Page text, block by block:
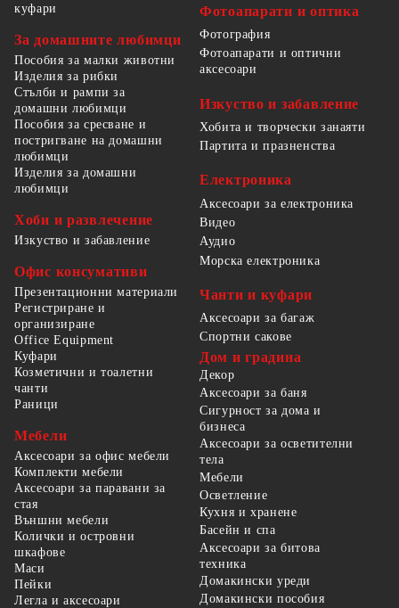
куфари
За домашните любимци
Пособия за малки животни
Изделия за рибки
Стълби и рампи за
домашни любимци
Пособия за сресване и
постригване на домашни
любимци
Изделия за домашни
любимци
Хоби и развлечение
Изкуство и забавление
Офис консумативи
Презентационни материали
Регистриране и
организиране
Office Equipment
Фотоапарати и оптика
Фотография
Фотоапарати и оптични
аксесоари
Изкуство и забавление
Хобита и творчески занаяти
Партита и празненства
Електроника
Аксесоари за електроника
Видео
Аудио
Морска електроника
Чанти и куфари
Аксесоари за багаж
Спортни сакове
Куфари
Козметични и тоалетни
чанти
Раници
Мебели
Аксесоари за офис мебели
Комплекти мебели
Аксесоари за паравани за
стая
Външни мебели
Колички и островни
шкафове
Маси
Пейки
Легла и аксесоари
Дом и градина
Декор
Аксесоари за баня
Сигурност за дома и
бизнеса
Аксесоари за осветителни
тела
Мебели
Осветление
Кухня и хранене
Басейн и спа
Аксесоари за битова
техника
Домакински уреди
Домакински пособия